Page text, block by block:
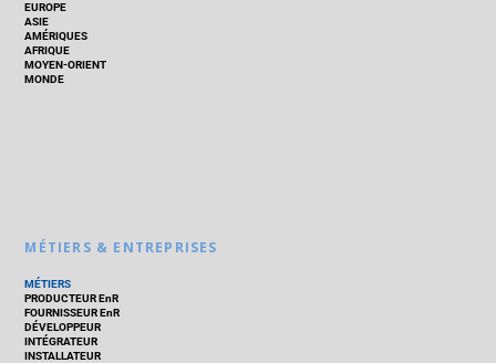
EUROPE
ASIE
AMÉRIQUES
AFRIQUE
MOYEN-ORIENT
MONDE
MÉTIERS & ENTREPRISES
MÉTIERS
PRODUCTEUR EnR
FOURNISSEUR EnR
DÉVELOPPEUR
INTÉGRATEUR
INSTALLATEUR